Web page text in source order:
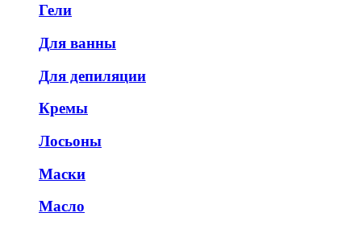
Гели
Для ванны
Для депиляции
Кремы
Лосьоны
Маски
Масло